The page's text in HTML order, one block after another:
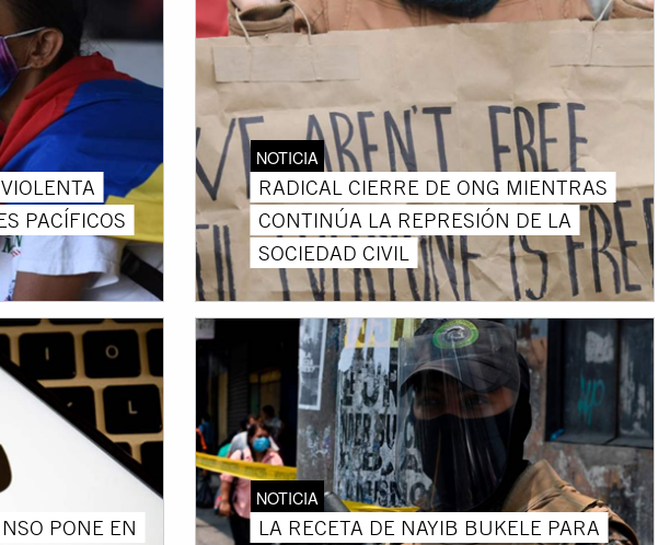
PACÍFICOS
NOTICIA
RADICAL CIERRE DE ONG MIENTRAS
CONTINÚA LA REPRESIÓN DE LA
SOCIEDAD CIVIL
PONE EN
NOTICIA
LA RECETA DE NAYIB BUKELE PARA